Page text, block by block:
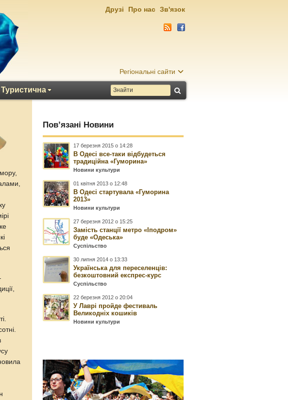
Регіональні сайти
Туристична
Друзі Про нас Зв'язок
Пов’язані Новини
17 березня 2015 о 14:28
В Одесі все-таки відбудеться
традиційна «Гуморина»
Новини культури
01 квітня 2013 о 12:48
В Одесі стартувала «Гуморина
2013»
Новини культури
27 березня 2012 о 15:25
Замість станції метро «Іподром»
буде «Одеська»
Суспільство
30 липня 2014 о 13:33
Українська для переселенців:
безкоштовний експрес-курс
Суспільство
22 березня 2012 о 20:04
У Лаврі пройде фестиваль
Великодніх кошиків
Новини культури